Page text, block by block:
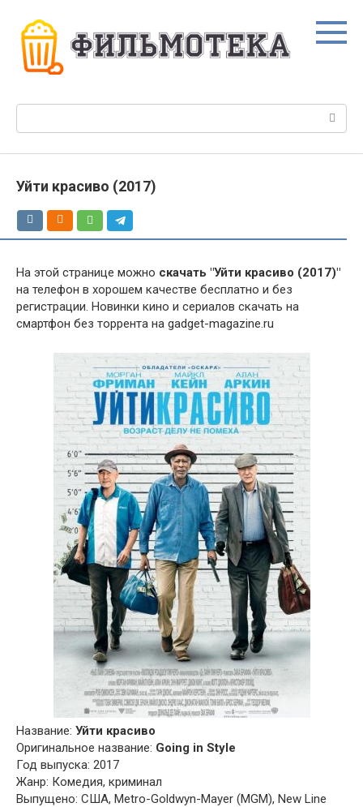
контенту
Уйти красиво (2017)
На этой странице можно скачать "Уйти красиво (2017)"
на телефон в хорошем качестве бесплатно и без
регистрации. Новинки кино и сериалов скачать на
смартфон без торрента на gadget-magazine.ru
Название: Уйти красиво
Оригинальное название: Going in Style
Год выпуска: 2017
Жанр: Комедия, криминал
Выпущено: США, Metro-Goldwyn-Mayer (MGM), New Line